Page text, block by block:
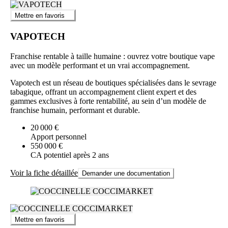
Mettre en favoris
VAPOTECH
Franchise rentable à taille humaine : ouvrez votre boutique vape
avec un modèle performant et un vrai accompagnement.
Vapotech est un réseau de boutiques spécialisées dans le sevrage
tabagique, offrant un accompagnement client expert et des
gammes exclusives à forte rentabilité, au sein d’un modèle de
franchise humain, performant et durable.
20 000 €
Apport personnel
550 000 €
CA potentiel après 2 ans
Voir la fiche détaillée Demander une documentation
Mettre en favoris